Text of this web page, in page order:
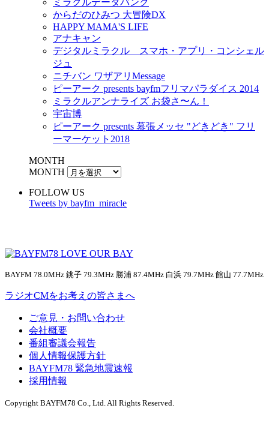
ミラクルデータバンク
からだのひみつ 大冒険DX
HAPPY MAMA'S LIFE
アナキャン
デジタルミラクル スマホ・アプリ・コンシェル
ジュ
ニチバン ワザアリMessage
ピーアーク presents bayfmフリマパラダイス 2014
ミラクルアンナライズ お袋さ〜ん！
宇宙博
ピーアーク presents 幕張メッセ "どきどき" フリ
ーマーケット2018
MONTH
MONTH
FOLLOW US
Tweets by bayfm_miracle
BAYFM 78.0MHz 銚子 79.3MHz 勝浦 87.4MHz 白浜 79.7MHz 館山 77.7MHz
ラジオCMをお考えの皆さまへ
ご意見・お問い合わせ
会社概要
番組審議会報告
個人情報保護方針
BAYFM78 緊急地震速報
採用情報
Copyright BAYFM78 Co., Ltd. All Rights Reserved.